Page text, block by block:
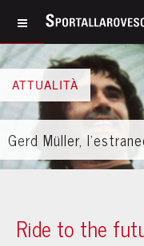
ATTUALITÀ
Gerd Müller,
Ride to the